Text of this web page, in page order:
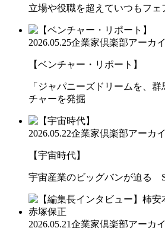
立場や役職を超えていつもフェ
2026.05.25企業家倶楽部アーカ
【ベンチャー・リポート】
「ジャパニーズドリームを、
チャーを発掘
2026.05.22企業家倶楽部アーカ
【宇宙時代】
宇宙産業のビッグバンが迫る
2026.05.21企業家倶楽部アーカ